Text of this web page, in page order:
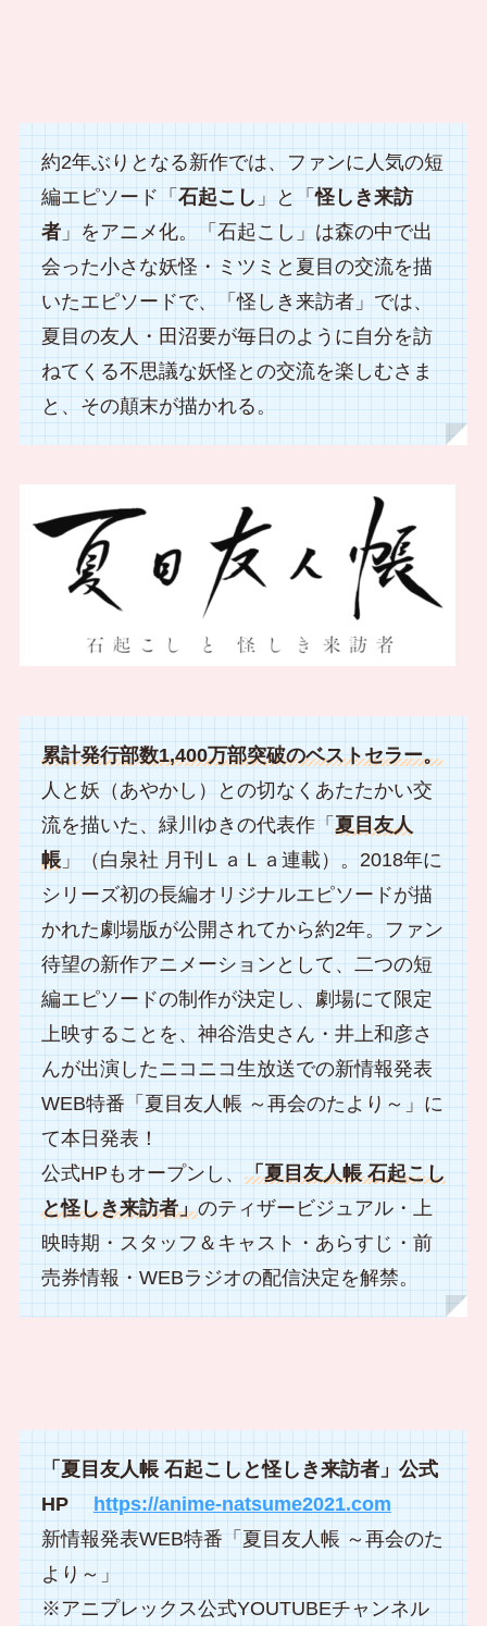
約2年ぶりとなる新作では、ファンに人気の短
編エピソード「石起こし」と「怪しき来訪
者」をアニメ化。「石起こし」は森の中で出
会った小さな妖怪・ミツミと夏目の交流を描
いたエピソードで、「怪しき来訪者」では、
夏目の友人・田沼要が毎日のように自分を訪
ねてくる不思議な妖怪との交流を楽しむさま
と、その顛末が描かれる。
累計発行部数1,400万部突破のベストセラー。
人と妖（あやかし）との切なくあたたかい交
流を描いた、緑川ゆきの代表作「夏目友人
帳」（白泉社 月刊ＬａＬａ連載）。2018年に
シリーズ初の長編オリジナルエピソードが描
かれた劇場版が公開されてから約2年。ファン
待望の新作アニメーションとして、二つの短
編エピソードの制作が決定し、劇場にて限定
上映することを、神谷浩史さん・井上和彦さ
んが出演したニコニコ生放送での新情報発表
WEB特番「夏目友人帳 ～再会のたより～」に
て本日発表！
公式HPもオープンし、「夏目友人帳 石起こし
と怪しき来訪者」のティザービジュアル・上
映時期・スタッフ＆キャスト・あらすじ・前
売券情報・WEBラジオの配信決定を解禁。
「夏目友人帳 石起こしと怪しき来訪者」公式
HPhttps://anime-natsume2021.com
新情報発表WEB特番「夏目友人帳 ～再会のた
より～」
※アニプレックス公式YOUTUBEチャンネル